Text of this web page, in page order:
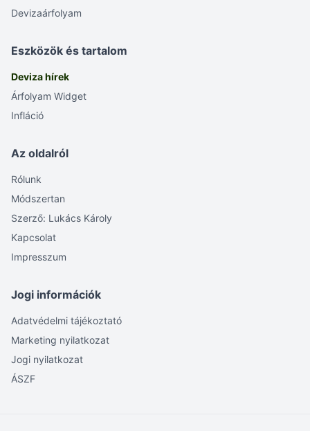
Devizaárfolyam
Eszközök és tartalom
Deviza hírek
Árfolyam Widget
Infláció
Az oldalról
Rólunk
Módszertan
Szerző: Lukács Károly
Kapcsolat
Impresszum
Jogi információk
Adatvédelmi tájékoztató
Marketing nyilatkozat
Jogi nyilatkozat
ÁSZF